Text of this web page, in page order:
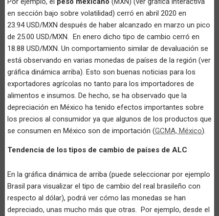
en sección bajo sobre volatilidad) cerró en abril 2020 en
23.94 USD/MXN después de haber alcanzado en marzo un pico
de 25.00 USD/MXN. En enero dicho tipo de cambio cerró en
18.88 USD/MXN. Un comportamiento similar de devaluación se
está observando en varias monedas de países de la región (ver
gráfica dinámica arriba). Esto son buenas noticias para los
exportadores agrícolas no tanto para los importadores de
alimentos e insumos. De hecho, se ha observado que la
depreciación en México ha tenido efectos importantes sobre
los precios al consumidor ya que algunos de los productos que
se consumen en México son de importación (GCMA, México).
Tendencia de los tipos de cambio de países de ALC
En la gráfica dinámica de arriba (puede seleccionar por ejemplo
Brasil para visualizar el tipo de cambio del real brasileño con
respecto al dólar), podrá ver cómo las monedas se han
depreciado, unas mucho más que otras. Por ejemplo, desde el